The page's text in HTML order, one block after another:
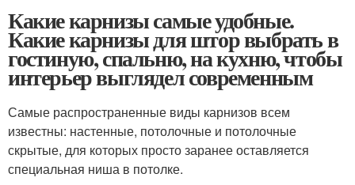
Какие карнизы самые удобные.
Какие карнизы для штор выбрать в
гостиную, спальню, на кухню, чтобы
интерьер выглядел современным
Самые распространенные виды карнизов всем
известны: настенные, потолочные и потолочные
скрытые, для которых просто заранее оставляется
специальная ниша в потолке.